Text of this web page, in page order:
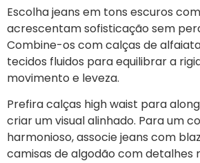
Escolha jeans em tons escuros
acrescentam sofisticação sem
Combine-os com calças de
tecidos fluidos para equilibrar a
movimento e leveza.
Prefira calças high waist para
criar um visual alinhado. Para um
harmonioso, associe jeans com
camisas de algodão com detalhes